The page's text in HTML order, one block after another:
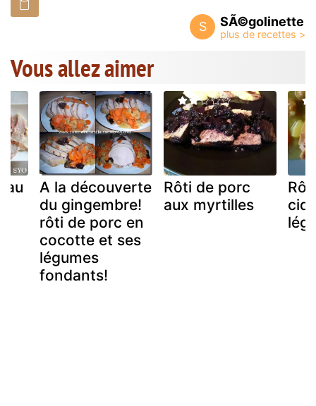
S SÃ©golinette
Vous allez aimer
au
A la découverte
du gingembre!
rôti de porc en
cocotte et ses
légumes
fondants!
Rôti de porc
aux myrtilles